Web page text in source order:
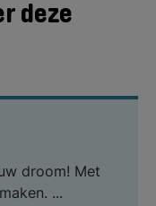
deze
droom! Met
...